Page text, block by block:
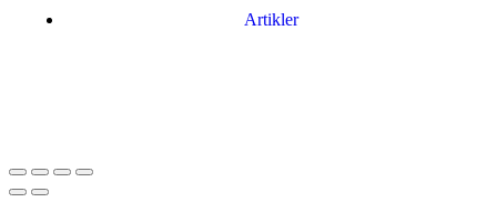
Artikler